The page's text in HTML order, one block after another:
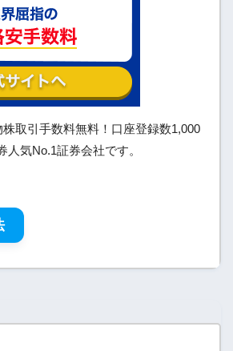
取引手数料無料！口座登録数1,000
人気No.1証券会社です。